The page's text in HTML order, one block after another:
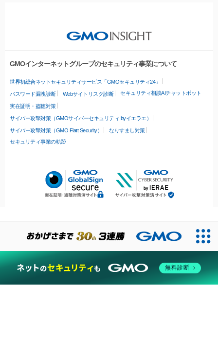
GMOインターネットグループのセキュリティ事業について
世界初総合ネットセキュリティサービス「GMOセキュリティ24」
パスワード漏洩診断 Webサイトリスク診断 セキュリティ相談AIチャットボット
実在証明・盗聴対策
サイバー攻撃対策（GMOサイバーセキュリティ byイエラエ）
サイバー攻撃対策（GMO Flatt Security）
なりすまし対策
セキュリティ事業の軌跡
無料診断